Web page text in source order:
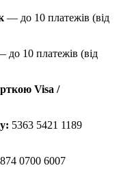
— до 10 платежів (від
до 10 платежів (від
Visa /
5363 5421 1189
0700 6007